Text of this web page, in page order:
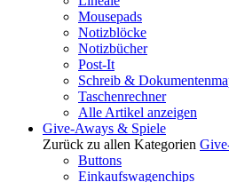
Mousepads
Notizblöcke
Notizbücher
Post-It
Schreib &
Taschenrechner
Alle Artikel anzeigen
Give-Aways & Spiele
Zurück zu allen Kategorien
Buttons
Einkaufswagenchips